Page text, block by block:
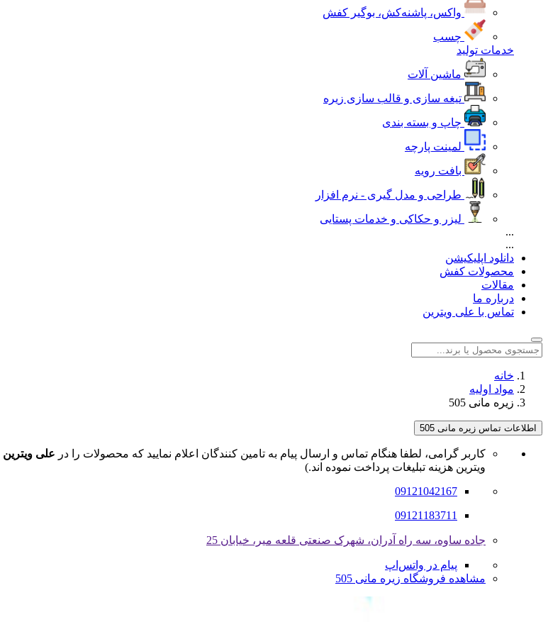
واکس، پاشنه‌کش، بوگیر کفش
چسب
خدمات تولید
ماشین آلات
تیغه سازی و قالب سازی زیره
چاپ و بسته بندی
لمینت پارچه
بافت رویه
طراحی و مدل گیری - نرم افزار
لیزر و حکاکی و خدمات پستایی
...
...
دانلود اپلیکیشن
محصولات کفش
مقالات
درباره ما
تماس با علی ویترین
خانه
مواد اولیه
زیره مانی 505
اطلاعات تماس زیره مانی 505
کاربر گرامی، لطفا هنگام تماس و ارسال پیام به تامین کنندگان اعلام نمایید که محصولات را در علی ویترین
ویترین هزینه تبلیغات پرداخت نموده اند.)
09121042167
09121183711
جاده ساوه، سه راه آدران، شهرک صنعتی قلعه میر، خیابان 25
پیام در واتس‌اپ
مشاهده فروشگاه زیره مانی 505